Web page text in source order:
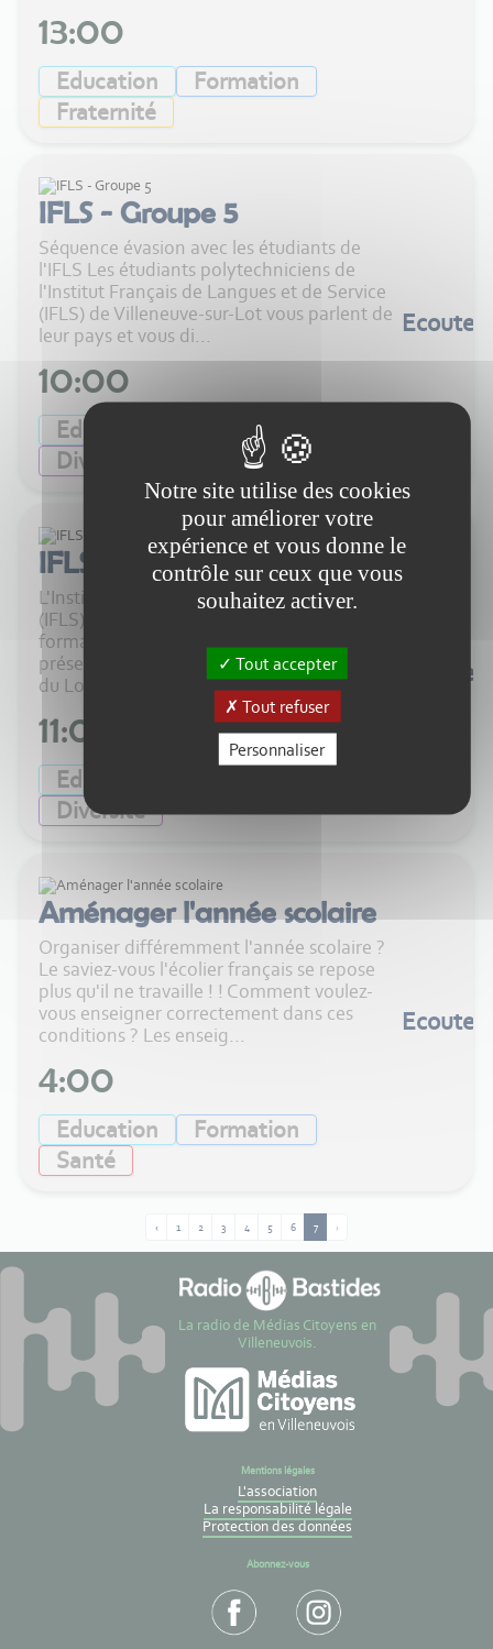
13:00
Education
Formation
Fraternité
IFLS - Groupe 5
Séquence évasion avec les étudiants de
l'IFLS Les étudiants polytechniciens de
l'Institut Français de Langues et de Service
(IFLS) de Villeneuve-sur-Lot vous parlent de
leur pays et vous di...
10:00
Education
Formation
Diversité
Ecouter
IFLS - Groupe 4
L'Institut Français de Langue et de Service
(IFLS) Les étudiants Polytechniciens en
formation accélérée de français étaient
présents sur stand des radios associatives
du Lot-et-Garonne lors...
11:00
Education
Diversité
Ecouter
Aménager l'année scolaire
Organiser différemment l'année scolaire ?
Le saviez-vous l'écolier français se repose
plus qu'il ne travaille ! ! Comment voulez-
vous enseigner correctement dans ces
conditions ? Les enseig...
4:00
Education
Formation
Santé
Ecouter
‹ 1 2 3 4 5 6 7 ›
La radio de Médias Citoyens en
Villeneuvois.
Mentions légales
L'association
La responsabilité légale
Protection des données
Abonnez-vous
Notre site utilise des cookies
pour améliorer votre
expérience et vous donne le
contrôle sur ceux que vous
souhaitez activer.
Tout accepter
Tout refuser
Personnaliser